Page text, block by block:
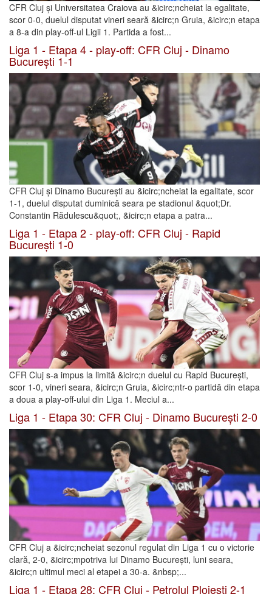
CFR Cluj și Universitatea Craiova au &icirc;ncheiat la egalitate,
scor 0-0, duelul disputat vineri seară &icirc;n Gruia, &icirc;n etapa
a 8-a din play-off-ul Ligii 1. Partida a fost...
Liga 1 - Etapa 4 - play-off: CFR Cluj - Dinamo
București 1-1
CFR Cluj și Dinamo București au &icirc;ncheiat la egalitate, scor
1-1, duelul disputat duminică seara pe stadionul &quot;Dr.
Constantin Rădulescu&quot;, &icirc;n etapa a patra...
Liga 1 - Etapa 2 - play-off: CFR Cluj - Rapid
București 1-0
CFR Cluj s-a impus la limită &icirc;n duelul cu Rapid București,
scor 1-0, vineri seara, &icirc;n Gruia, &icirc;ntr-o partidă din etapa
a doua a play-off-ului din Liga 1. Meciul a...
Liga 1 - Etapa 30: CFR Cluj - Dinamo București 2-0
CFR Cluj a &icirc;ncheiat sezonul regulat din Liga 1 cu o victorie
clară, 2-0, &icirc;mpotriva lui Dinamo București, luni seara,
&icirc;n ultimul meci al etapei a 30-a. &nbsp;...
Liga 1 - Etapa 28: CFR Cluj - Petrolul Ploiești 2-1